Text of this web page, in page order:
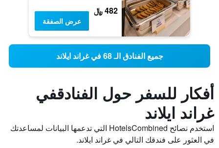
482 ﷼
عرض الصفقة
جميع الفنادق الـ 68 في غراند ايلاند
أفكار للسفر حول الفنادقفي
غراند ايلاند
استخدم نصائح HotelsCombined التي تدعمها البيانات لمساعدتك
في العثور على فندقك التالي في غراند ايلاند.